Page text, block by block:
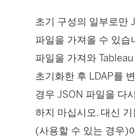
초기 구성의 일부로만
파일을 가져올 수 있습
파일을 가져와
초기화한 후 LDAP를
경우 JSON 파일을 다
하지 마십시오. 대신
(사용할 수 있는 경우)